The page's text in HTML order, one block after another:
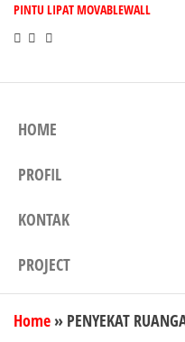
PINTU LIPAT MOVABLEWALL
HOME
PROFIL
KONTAK
PROJECT
Home » PENYEKAT